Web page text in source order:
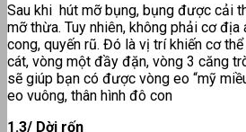
Sau khi hút mỡ bụng, bụng được cải
mỡ thừa. Tuy nhiên, không phải cơ
cong, quyến rũ. Đó là vị trí khiến cơ
cát, vòng một đầy đặn, vòng 3 căng
sẽ giúp bạn có được vòng eo “mỹ
eo vuông, thân hình đô con
1.3/ Dời rốn